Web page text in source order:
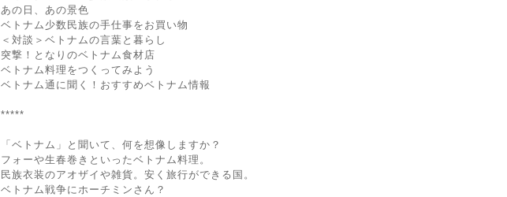
あの日、あの景色
ベトナム少数民族の手仕事をお買い物
＜対談＞ベトナムの言葉と暮らし
突撃！となりのベトナム食材店
ベトナム料理をつくってみよう
ベトナム通に聞く！おすすめベトナム情報
*****
「ベトナム」と聞いて、何を想像しますか？
フォーや生春巻きといったベトナム料理。
民族衣装のアオザイや雑貨。安く旅行ができる国。
ベトナム戦争にホーチミンさん？